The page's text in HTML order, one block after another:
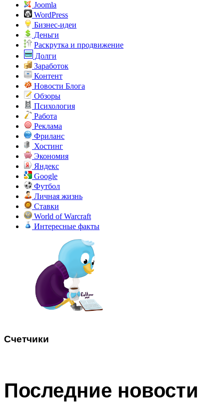
Joomla
WordPress
Бизнес-идеи
Деньги
Раскрутка и продвижение
Долги
Заработок
Контент
Новости Блога
Обзоры
Психология
Работа
Реклама
Фриланс
Хостинг
Экономия
Яндекс
Google
Футбол
Личная жизнь
Ставки
World of Warcraft
Интересные факты
Счетчики
Последние новости